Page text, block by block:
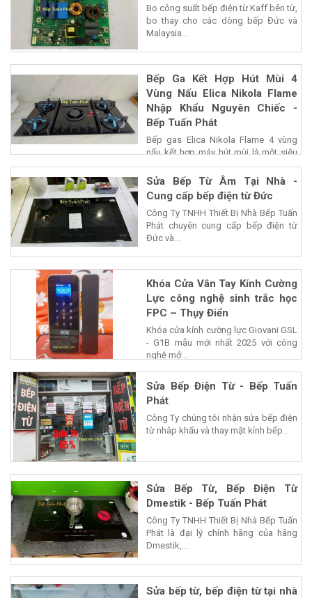
Bo công suất bếp điện từ Kaff bên từ,
bo thay cho các dòng bếp Đức và
Malaysia...
Bếp Ga Kết Hợp Hút Mùi 4
Vùng Nấu Elica Nikola Flame
Nhập Khẩu Nguyên Chiếc -
Bếp Tuấn Phát
Bếp gas Elica Nikola Flame 4 vùng
nấu kết hợp máy hút mùi là một siêu
phẩm của...
Sửa Bếp Từ Âm Tại Nhà -
Cung cấp bếp điện từ Đức
Công Ty TNHH Thiết Bị Nhà Bếp Tuấn
Phát chuyên cung cấp bếp điện từ
Đức và...
Khóa Cửa Vân Tay Kính Cường
Lực công nghệ sinh trắc học
FPC – Thụy Điển
Khóa cửa kính cường lực Giovani GSL
- G1B mẫu mới nhất 2025 với công
nghệ mở...
Sửa Bếp Điện Từ - Bếp Tuấn
Phát
Công Ty chúng tôi nhận sửa bếp điện
từ nhâp khẩu và thay mặt kính bếp...
Sửa Bếp Từ, Bếp Điện Từ
Dmestik - Bếp Tuấn Phát
Công Ty TNHH Thiết Bị Nhà Bếp Tuấn
Phát là đại lý chính hãng của hãng
Dmestik,...
Sửa bếp từ, bếp điện từ tại nhà